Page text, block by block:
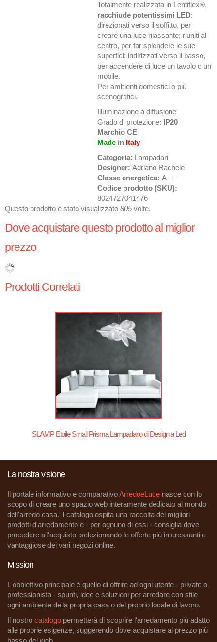
Totalmente realizzata in Lentiflex®,
racchiude potentissimi LED:
direzionati verso il soffitto, per
creare una luce rilassante; riuniti al
centro, per far splendere le sue
superfici; indirizzati verso il basso,
per accendere di luce un tavolo o un
mobile.
Per ambienti domestici o più
scenografici.
Illuminazione a diffusione
Grado di protezione: IP20
Marchio CE
Made in Italy
Categoria: Lampadari
Designer:Adriano Rachele
Classe energetica:A++
Codice prodotto (SKU):
8024727041476
Questo prodotto è stato visualizzato 805volte.
Dove acquistare questo prodotto al miglior
prezzo
Prodotti Correlati
SLAMP Etoile Small Prisma Lampadario di Design a Led
La nostra visione
Il portale informativo e comparativoArredoeLuce nasce con lo
scopo di creare uno spazio web interamente dedicato al mondo
dell'arredo casa. Il catalogo ospita una raccolta dei migliori
prodotti d'arredamento e - per ognuno di essi - consiglia dove
procedere all'acquisto, selezionando le offerte più interessanti e
vantaggiose dei vari negozi online.
Mission
L'obbiettivo principale è quello di offrire ad ogni utente - privato o
professionista - spunti, idee e soluzioni per arredare con stile
ogni ambiente della propria casa o del proprio locale di lavoro.
Il nostro catalogo permetterà di scoprire l'arredamento più adatto
alle proprie esigenze, suggerendo dove acquistare al prezzo più